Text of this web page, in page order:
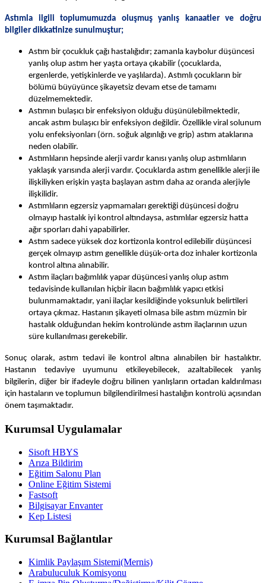
Astımla ilgili toplumumuzda oluşmuş yanlış kanaatler ve doğru
bilgiler dikkatinize sunulmuştur;
Astım bir çocukluk çağı hastalığıdır; zamanla kaybolur düşüncesi
yanlış olup astım her yaşta ortaya çıkabilir (çocuklarda,
ergenlerde, yetişkinlerde ve yaşlılarda). Astımlı çocukların bir
bölümü büyüyünce şikayetsiz devam etse de tamamı
düzelmemektedir.
Astımın bulaşıcı bir enfeksiyon olduğu düşünülebilmektedir,
ancak astım bulaşıcı bir enfeksiyon değildir. Özellikle viral solunum
yolu enfeksiyonları (örn. soğuk algınlığı ve grip) astım ataklarına
neden olabilir.
Astımlıların hepsinde alerji vardır kanısı yanlış olup astımlıların
yaklaşık yarısında alerji vardır. Çocuklarda astım genellikle alerji ile
ilişkiliyken erişkin yaşta başlayan astım daha az oranda alerjiyle
ilişkilidir.
Astımlıların egzersiz yapmamaları gerektiği düşüncesi doğru
olmayıp hastalık iyi kontrol altındaysa, astımlılar egzersiz hatta
ağır sporları dahi yapabilirler.
Astım sadece yüksek doz kortizonla kontrol edilebilir düşüncesi
gerçek olmayıp astım genellikle düşük-orta doz inhaler kortizonla
kontrol altına alınabilir.
Astım ilaçları bağımlılık yapar düşüncesi yanlış olup astım
tedavisinde kullanılan hiçbir ilacın bağımlılık yapıcı etkisi
bulunmamaktadır, yani ilaçlar kesildiğinde yoksunluk belirtileri
ortaya çıkmaz. Hastanın şikayeti olmasa bile astım müzmin bir
hastalık olduğundan hekim kontrolünde astım ilaçlarının uzun
süre kullanılması gerekebilir.
Sonuç olarak, astım tedavi ile kontrol altına alınabilen bir hastalıktır.
Hastanın tedaviye uyumunu etkileyebilecek, azaltabilecek yanlış
bilgilerin, diğer bir ifadeyle doğru bilinen yanlışların ortadan kaldırılması
için hastaların ve toplumun bilgilendirilmesi hastalığın kontrolü açısından
önem taşımaktadır.
Kurumsal Uygulamalar
Sisoft HBYS
Arıza Bildirim
Eğitim Salonu Plan
Online Eğitim Sistemi
Fastsoft
Bilgisayar Envanter
Kep Listesi
Kurumsal Bağlantılar
Kimlik Paylaşım Sistemi(Mernis)
Arabuluculuk Komisyonu